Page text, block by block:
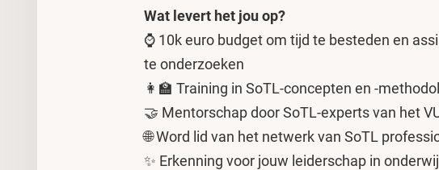
Wat levert het jou op?
⌚ 10k euro budget om tijd te besteden en
te onderzoeken
👩‍🏫 Training in SoTL-concepten en -
🤝 Mentorschap door SoTL-experts van het
🌐 Word lid van het netwerk van SoTL
✨ Erkenning voor jouw leiderschap in